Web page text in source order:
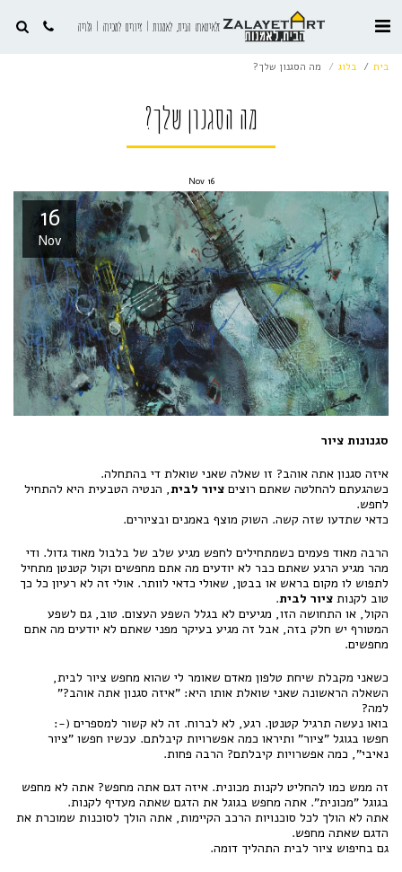
זלאיטארט הבית, לאמנות | ציורים למכירה | גלריה
בית בלוג מה הסגנון שלך?
מה הסגנון שלך?
16
Nov
16
Nov
סגנונות ציור
איזה סגנון אתה אוהב? זו שאלה שאני שואלת די בהתחלה.
כשהגעתם להחלטה שאתם רוצים ציור לבית, הנטיה הטבעית היא להתחיל
לחפש.
כדאי שתדעו שזה קשה. השוק מוצף באמנים ובציורים.
הרבה מאוד פעמים כשמתחילים לחפש מגיע שלב של בלבול מאוד גדול. ודי
מהר מגיע הרגע שאתם כבר לא יודעים מה אתם מחפשים וקול קטנטן מתחיל
לתפוש לו מקום בראש או בבטן, שאולי כדאי לוותר. אולי זה לא רעיון כל כך
טוב לקנות ציור לבית.
הקול, או התחושה הזו, מגיעים לא בגלל השפע העצום. טוב, גם לשפע
המטורף יש חלק בזה, אבל זה מגיע בעיקר מפני שאתם לא יודעים מה אתם
מחפשים.
כשאני מקבלת שיחת טלפון מאדם שאומר לי שהוא מחפש ציור לבית,
השאלה הראשונה שאני שואלת אותו היא: "איזה סגנון אתה אוהב?"
למה?
בואו נעשה תרגיל קטנטן. רגע, לא לברוח. זה לא קשור למספרים (-:
חפשו בגוגל "ציור" ותיראו כמה אפשרויות קיבלתם. עכשיו חפשו "ציור
נאיבי", כמה אפשרויות קיבלתם? הרבה פחות.
זה ממש כמו להחליט לקנות מכונית. איזה דגם אתה מחפש? אתה לא מחפש
בגוגל "מכונית". אתה מחפש בגוגל את הדגם שאתה מעדיף לקנות.
אתה לא הולך לכל סוכנויות הרכב הקיימות, אתה הולך לסוכנות שמוכרת את
הדגם שאתה מחפש.
גם בחיפוש ציור לבית התהליך דומה.